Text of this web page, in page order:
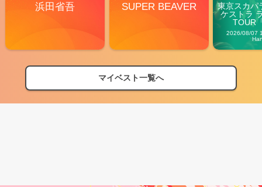
浜田省吾 SUPER BEAVER
東京スカパ
ケストラ
TOUR
2026/08/07
マイベスト一覧へ